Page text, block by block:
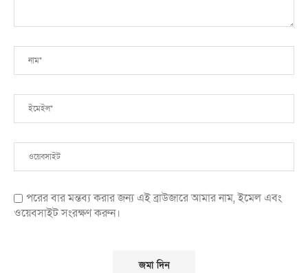
পরের বার মন্তব্য করার জন্য এই ব্রাউজারে আমার নাম, ইমেল এবং
ওয়েবসাইট সংরক্ষণ করুন।